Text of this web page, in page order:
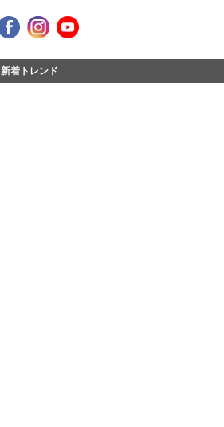
新着トレンド